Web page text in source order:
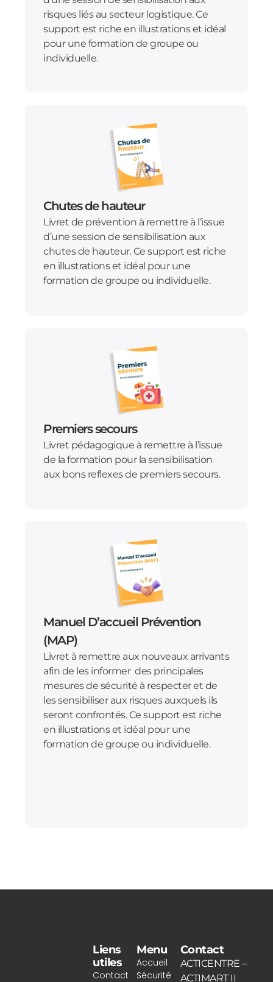
risques liés au secteur logistique. Ce
support est riche en illustrations et idéal
pour une formation de groupe ou
individuelle.
Chutes de hauteur
Livret de prévention à remettre à l’issue
d’une session de sensibilisation aux
chutes de hauteur. Ce support est riche
en illustrations et idéal pour une
formation de groupe ou individuelle.
Premiers secours
Livret pédagogique à remettre à l’issue
de la formation pour la sensibilisation
aux bons reflexes de premiers secours.
Manuel D’accueil Prévention
(MAP)
Livret à remettre aux nouveaux arrivants
afin de les informer des principales
mesures de sécurité à respecter et de
les sensibiliser aux risques auxquels ils
seront confrontés. Ce support est riche
en illustrations et idéal pour une
formation de groupe ou individuelle.
Menu
Accueil
Sécurité
Liens
utiles
Contact
Contact
ACTICENTRE –
ACTIMART II